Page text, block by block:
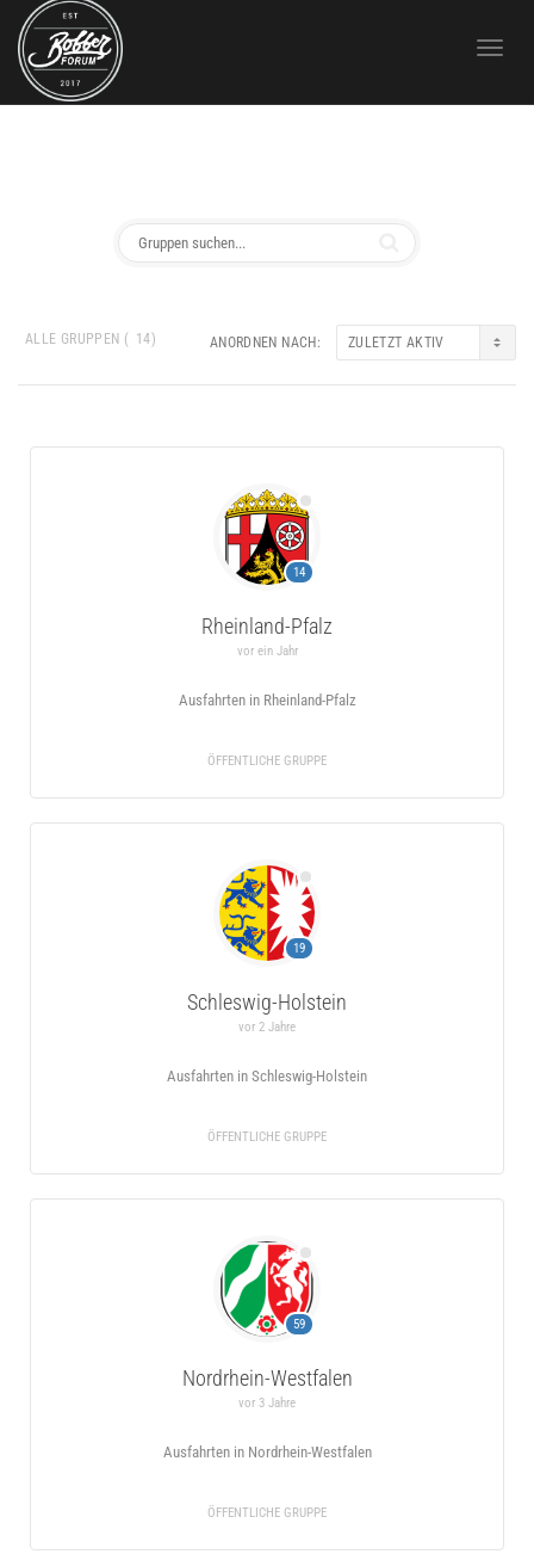
ALLE GRUPPEN ( 14) ANORDNEN NACH:
14
Rheinland-Pfalz
vor ein Jahr
Ausfahrten in Rheinland-Pfalz
ÖFFENTLICHE GRUPPE
19
Schleswig-Holstein
vor 2 Jahre
Ausfahrten in Schleswig-Holstein
ÖFFENTLICHE GRUPPE
59
Nordrhein-Westfalen
vor 3 Jahre
Ausfahrten in Nordrhein-Westfalen
ÖFFENTLICHE GRUPPE